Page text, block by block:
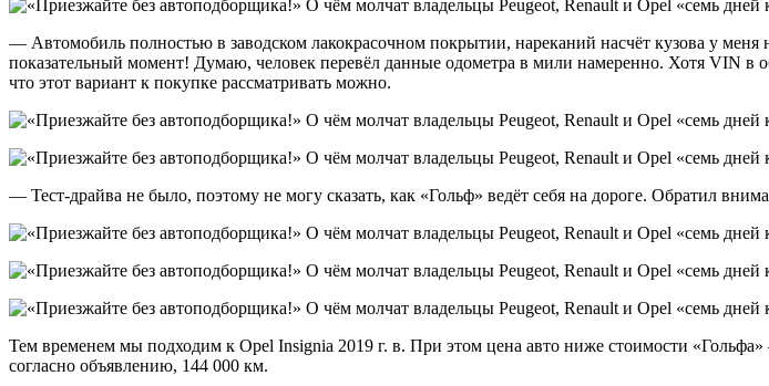
— Автомобиль полностью в заводском лакокрасочном покрытии, нареканий насчёт кузова у
показательный момент! Думаю, человек перевёл данные одометра в мили намеренно. Хотя VIN
что этот вариант к покупке рассматривать можно.
— Тест-драйва не было, поэтому не могу сказать, как «Гольф» ведёт себя на дороге. Обратил
Тем временем мы подходим к Opel Insignia 2019 г. в. При этом цена авто ниже стоимости
согласно объявлению, 144 000 км.